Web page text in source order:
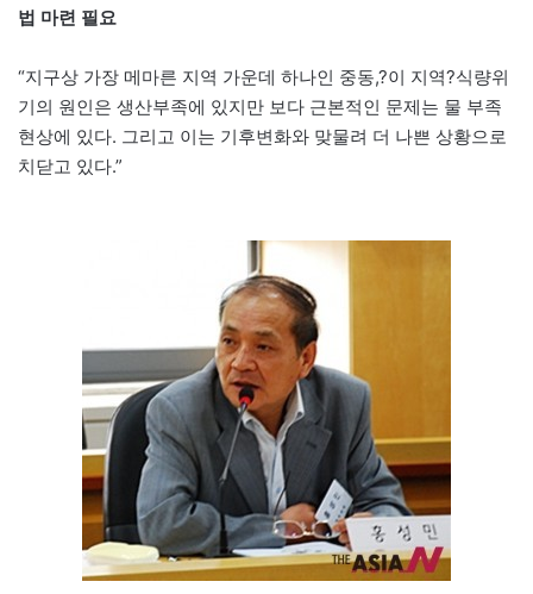
법 마련 필요
“지구상 가장 메마른 지역 가운데 하나인 중동,?이 지역?식량위
기의 원인은 생산부족에 있지만 보다 근본적인 문제는 물 부족
현상에 있다. 그리고 이는 기후변화와 맞물려 더 나쁜 상황으로
치닫고 있다.”